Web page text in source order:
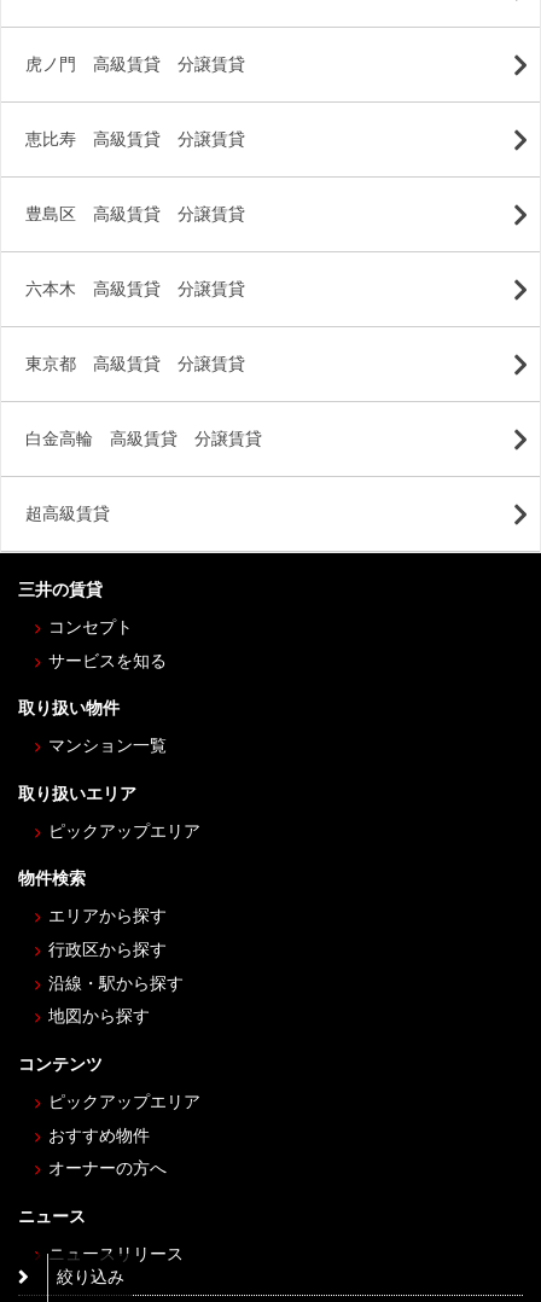
虎ノ門 高級賃貸 分譲賃貸
恵比寿 高級賃貸 分譲賃貸
豊島区 高級賃貸 分譲賃貸
六本木 高級賃貸 分譲賃貸
東京都 高級賃貸 分譲賃貸
白金高輪 高級賃貸 分譲賃貸
超高級賃貸
絞り込み
三井の賃貸
コンセプト
サービスを知る
取り扱い物件
マンション一覧
取り扱いエリア
ピックアップエリア
物件検索
エリアから探す
行政区から探す
沿線・駅から探す
地図から探す
コンテンツ
ピックアップエリア
おすすめ物件
オーナーの方へ
ニュース
ニュースリリース